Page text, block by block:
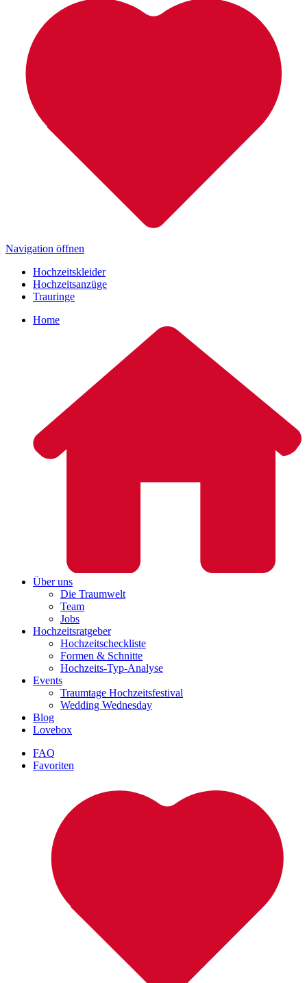
Navigation öffnen
Hochzeitskleider
Hochzeitsanzüge
Trauringe
Home
Über uns
Die Traumwelt
Team
Jobs
Hochzeitsratgeber
Hochzeitscheckliste
Formen & Schnitte
Hochzeits-Typ-Analyse
Events
Traumtage Hochzeitsfestival
Wedding Wednesday
Blog
Lovebox
FAQ
Favoriten